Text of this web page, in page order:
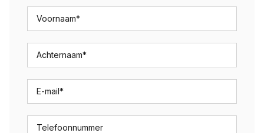
Voornaam*
Achternaam*
E-mail*
Telefoonnummer